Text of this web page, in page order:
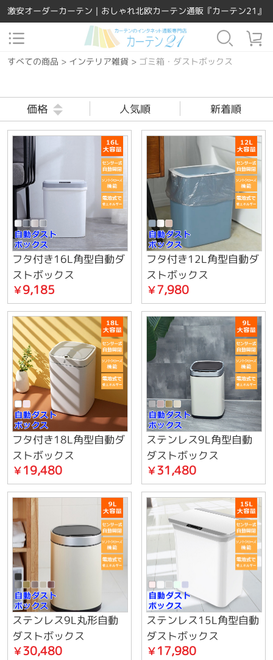
激安オーダーカーテン｜おしゃれ北欧カーテン通販『カーテン21』
すべての商品 > インテリア雑貨> ゴミ箱・ダストボックス
価格 人気順 新着順
フタ付き16L角型自動ダ
ストボックス
￥9,185
フタ付き12L角型自動ダ
ストボックス
￥7,980
フタ付き18L角型自動ダ
ストボックス
￥19,480
ステンレス9L角型自動
ダストボックス
￥31,480
ステンレス9L丸形自動
ダストボックス
￥30,480
ステンレス15L角型自動
ダストボックス
￥17,980